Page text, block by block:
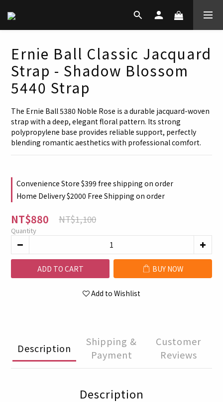
Ernie Ball Classic Jacquard
Strap - Shadow Blossom
5440 Strap
The Ernie Ball 5380 Noble Rose is a durable jacquard-woven
strap with a deep, elegant floral pattern. Its strong
polypropylene base provides reliable support, perfectly
blending romantic aesthetics with professional comfort.
Convenience Store $399 free shipping on order
Home Delivery $2000 Free Shipping on order
NT$880 NT$1,100
Quantity
ADD TO CART BUY NOW
Add to Wishlist
Description
Shipping &
Payment
Customer
Reviews
Description